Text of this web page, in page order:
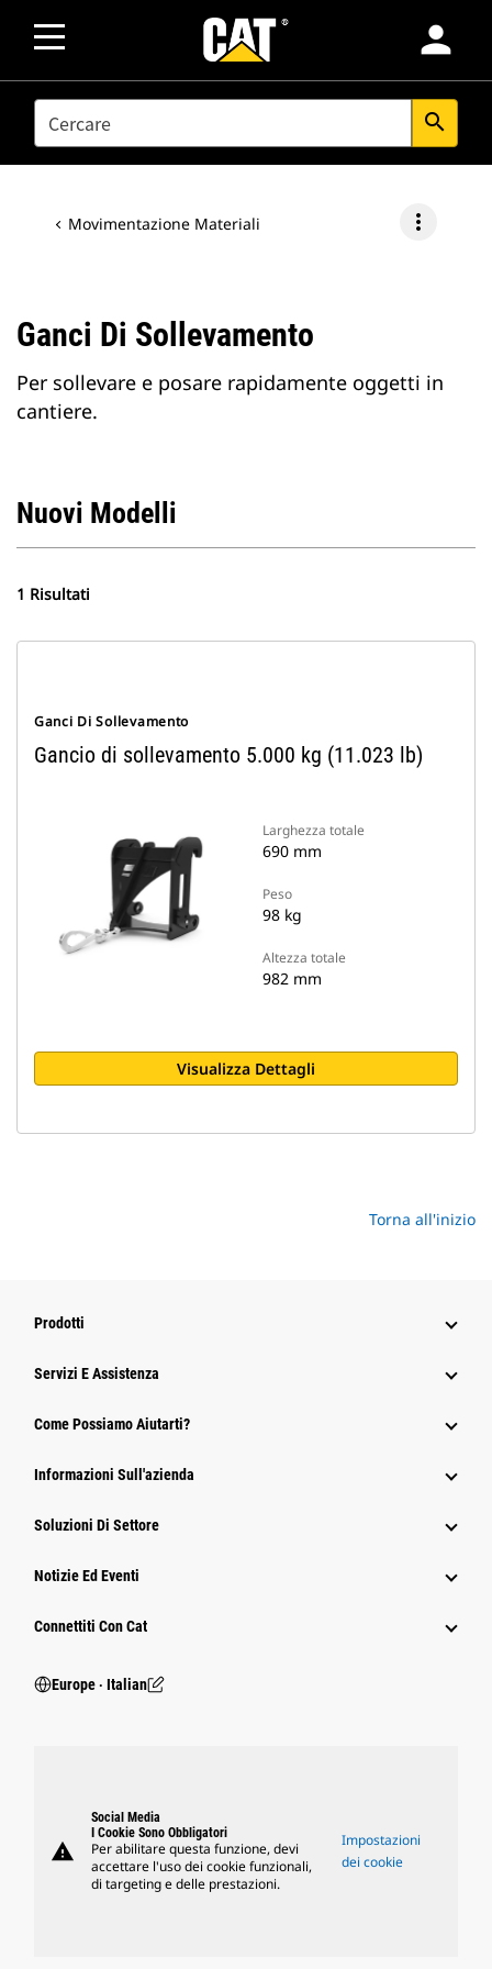
person
SEARCH search
Movimentazione Materiali more_vert
Ganci Di Sollevamento
Per sollevare e posare rapidamente oggetti in
cantiere.
Nuovi Modelli
1 Risultati
Ganci Di Sollevamento
Gancio di sollevamento 5.000 kg (11.023 lb)
Larghezza totale
690 mm
Peso
98 kg
Altezza totale
982 mm
Visualizza Dettagli
Torna all'inizio
Prodotti
Servizi E Assistenza
Come Possiamo Aiutarti?
Informazioni Sull'azienda
Soluzioni Di Settore
Notizie Ed Eventi
Connettiti Con Cat
Europe ‧ Italian
warning
Social Media
I Cookie Sono Obbligatori
Per abilitare questa funzione, devi
accettare l'uso dei cookie funzionali,
di targeting e delle prestazioni.
Impostazioni
dei cookie